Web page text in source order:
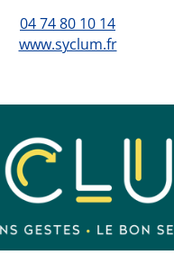
04 74 80 10 14
www.syclum.fr